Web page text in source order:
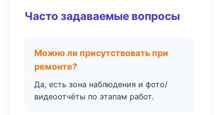
Часто задаваемые вопросы
Можно ли присутствовать при
ремонте?
Да, есть зона наблюдения и фото/
видеоотчёты по этапам работ.